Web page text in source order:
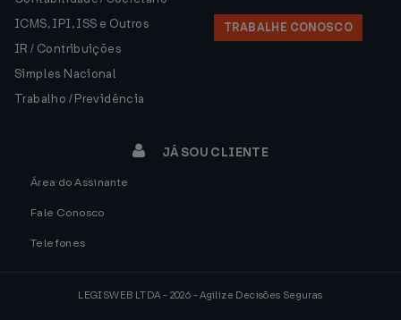
ICMS, IPI, ISS e Outros
IR / Contribuições
Simples Nacional
Trabalho / Previdência
TRABALHE CONOSCO
JÁ SOU CLIENTE
Área do Assinante
Fale Conosco
Telefones
LEGISWEB LTDA - 2026 - Agilize Decisões Seguras